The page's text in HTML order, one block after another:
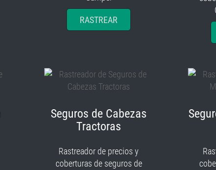
RASTREAR
Seguros de Cabezas
Tractoras
Rastreador de precios y
coberturas de seguros de